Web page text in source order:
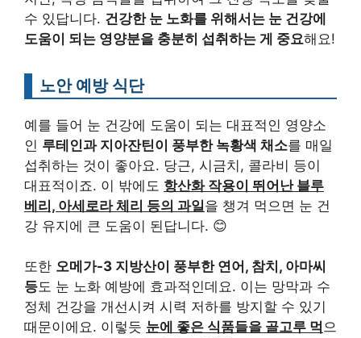
수 있답니다. 건강한 눈 노화를 위해서는 눈 건강에
도움이 되는 영양분을 충분히 섭취하는 게 중요해요!
노안 예방 식단
예를 들어 눈 건강에 도움이 되는 대표적인 영양소
인 루테인과 지아잔틴이 풍부한 녹황색 채소를 매일
섭취하는 것이 좋아요. 당근, 시금치, 콜라비 등이
대표적이죠. 이 밖에도 항산화 작용이 뛰어난 블루
베리, 아세로라 체리 등의 과일을 챙겨 먹으면 눈 건
강 유지에 큰 도움이 된답니다. 😊
또한 오메가-3 지방산이 풍부한 연어, 참치, 아마씨
등도 눈 노화 예방에 효과적인데요. 이는 망막과 수
정체 건강을 개선시켜 시력 저하를 방지할 수 있기
때문이에요. 이렇듯 눈에 좋은 식품들을 골고루 먹 으